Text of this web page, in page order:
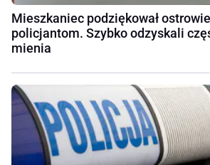
Mieszkaniec podziękował
policjantom. Szybko odzyskali
mienia